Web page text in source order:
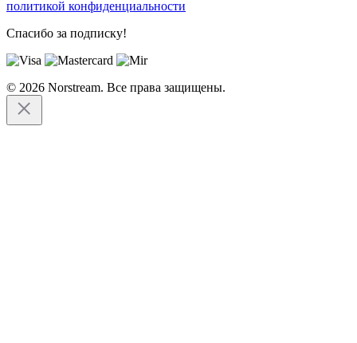
политикой конфиденциальности
Спасибо за подписку!
© 2026 Norstream. Все права защищены.